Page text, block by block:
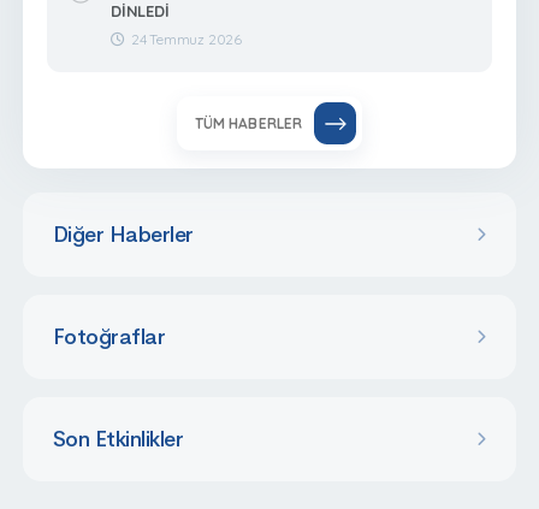
Diğer Haberler
Fotoğraflar
Son Etkinlikler
DİNLEDİ
24 Temmuz 2026
TÜM HABERLER